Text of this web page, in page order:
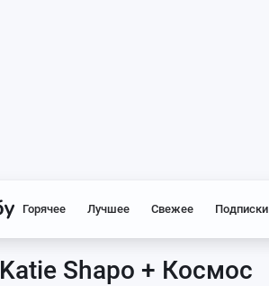
Горячее Лучшее Свежее Подписки
Katie Shapo + Космос